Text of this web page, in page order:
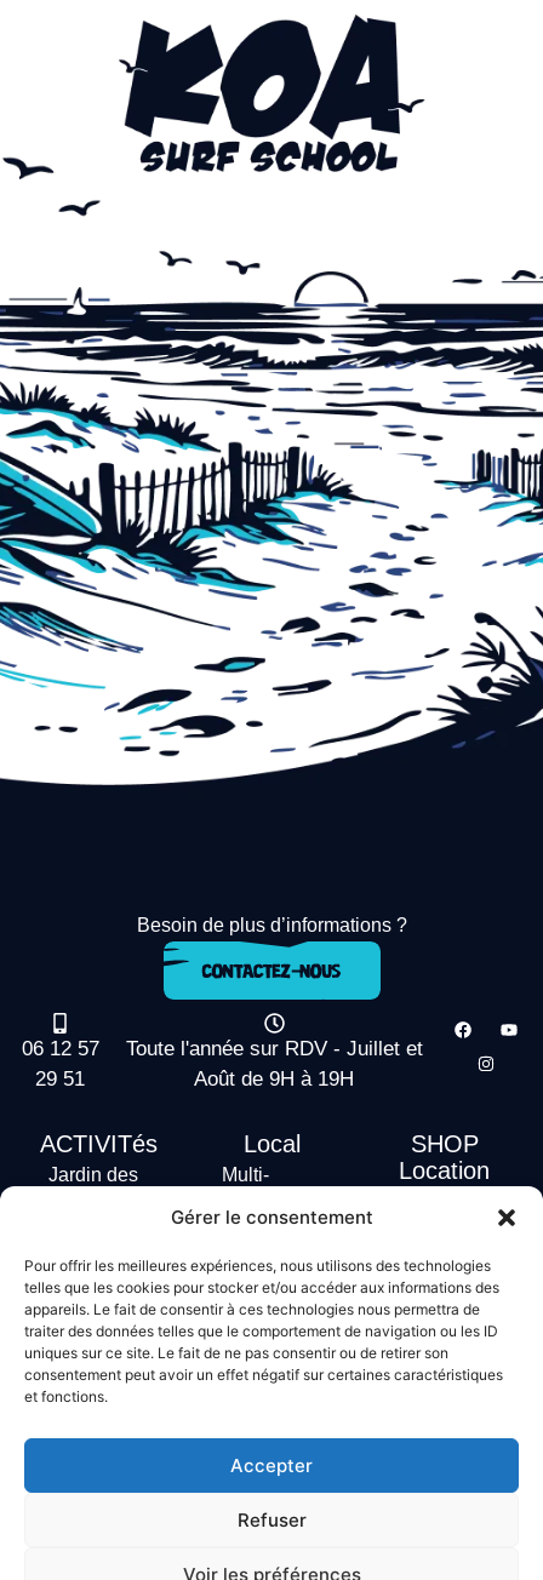
Gérer le consentement
Pour offrir les meilleures expériences, nous utilisons des technologies
telles que les cookies pour stocker et/ou accéder aux informations des
appareils. Le fait de consentir à ces technologies nous permettra de
traiter des données telles que le comportement de navigation ou les ID
uniques sur ce site. Le fait de ne pas consentir ou de retirer son
consentement peut avoir un effet négatif sur certaines caractéristiques
et fonctions.
Accepter
Refuser
Voir les préférences
Besoin de plus d’informations ?
06 12 57
29 51
Toute l'année sur RDV - Juillet et
Août de 9H à 19H
ACTIVITés
Jardin des
Stand Up
Paddle
Bodyboard
Local
Multi-
Hébergement
SHOP
Location
Politique de confidentialité